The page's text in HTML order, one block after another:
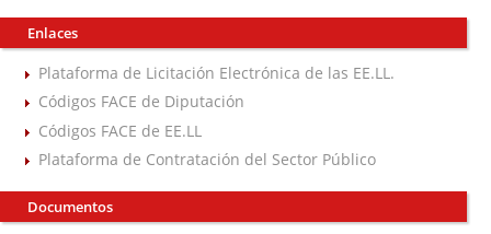
Enlaces
Plataforma de Licitación Electrónica de las EE.LL.
Códigos FACE de Diputación
Códigos FACE de EE.LL
Plataforma de Contratación del Sector Público
Documentos